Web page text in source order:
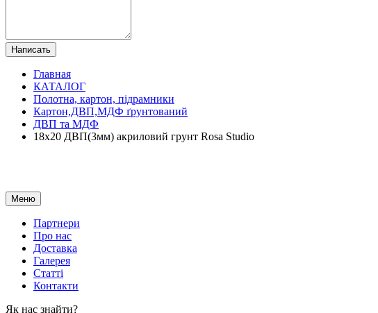
Написать
Главная
КАТАЛОГ
Полотна, картон, підрамники
Картон,ДВП,МДФ ґрунтований
ДВП та МДФ
18х20 ДВП(3мм) акриловий грунт Rosa Studio
Меню
Партнери
Про нас
Доставка
Галерея
Статтi
Контакти
Як наc знайти?